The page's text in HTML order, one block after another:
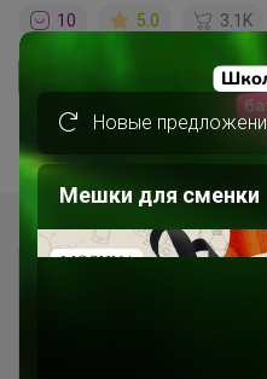
10 5.0 3.1K
Ответить
Показаны
Новые
Мешки для сменки